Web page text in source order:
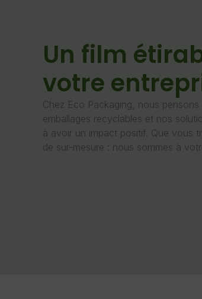
Un film
votre
Chez Eco Packaging, nous
emballages recyclables et nos
à avoir un impact positif. Que vous
de sur-mesure : nous sommes à